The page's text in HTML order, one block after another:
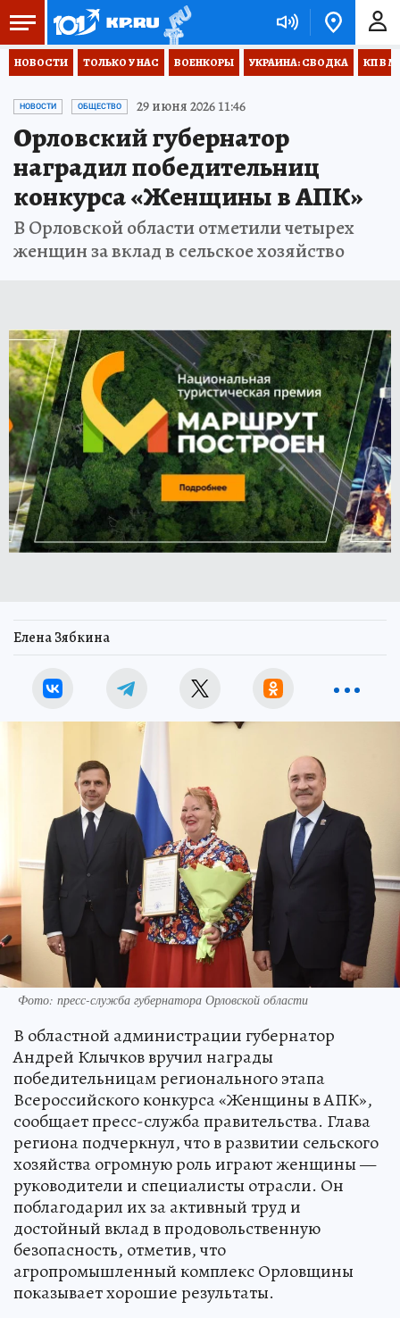
НОВОСТИ ТОЛЬКО У НАС ВОЕНКОРЫ УКРАИНА: СВОДКА КП В
НОВОСТИ ОБЩЕСТВО 29 июня 2026 11:46
Орловский губернатор
наградил победительниц
конкурса «Женщины в АПК»
В Орловской области отметили четырех
женщин за вклад в сельское хозяйство
Елена Зябкина
Фото: пресс-служба губернатора Орловской области
В областной администрации губернатор
Андрей Клычков вручил награды
победительницам регионального этапа
Всероссийского конкурса «Женщины в АПК»,
сообщает пресс-служба правительства. Глава
региона подчеркнул, что в развитии сельского
хозяйства огромную роль играют женщины —
руководители и специалисты отрасли. Он
поблагодарил их за активный труд и
достойный вклад в продовольственную
безопасность, отметив, что
агропромышленный комплекс Орловщины
показывает хорошие результаты.